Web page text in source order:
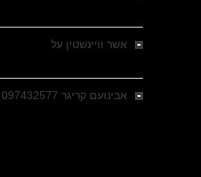
אשר וויינשטין על
אבינועם קריגר 097432577